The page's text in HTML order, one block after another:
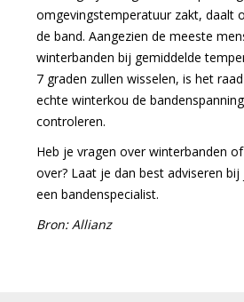
omgevingstemperatuur zakt, daalt
de band. Aangezien de meeste
winterbanden bij gemiddelde
7 graden zullen wisselen, is het
echte winterkou de
controleren.
Heb je vragen over winterbanden
over? Laat je dan best adviseren
een bandenspecialist.
Bron: Allianz